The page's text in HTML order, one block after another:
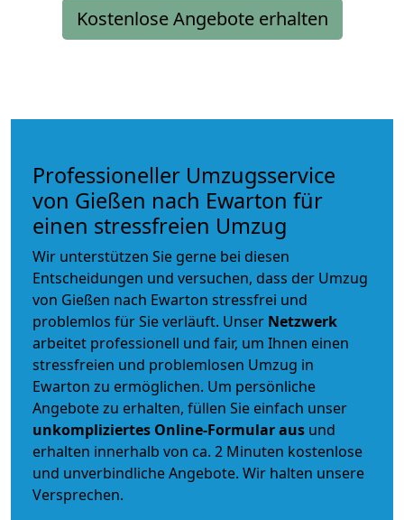
Kostenlose Angebote erhalten
Professioneller Umzugsservice
von Gießen nach Ewarton für
einen stressfreien Umzug
Wir unterstützen Sie gerne bei diesen
Entscheidungen und versuchen, dass der Umzug
von Gießen nach Ewarton stressfrei und
problemlos für Sie verläuft. Unser Netzwerk
arbeitet professionell und fair, um Ihnen einen
stressfreien und problemlosen Umzug in
Ewarton zu ermöglichen. Um persönliche
Angebote zu erhalten, füllen Sie einfach unser
unkompliziertes Online-Formular aus und
erhalten innerhalb von ca. 2 Minuten kostenlose
und unverbindliche Angebote. Wir halten unsere
Versprechen.